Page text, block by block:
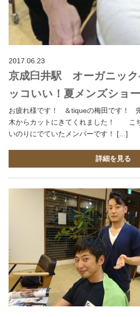
2017.06.23
京成臼井駅 オーガニッ
ッコいい！夏メンズショ
お疲れ様です！ ＆tiqueの梅田です！
木からカットにきてくれました！ こ
いのりにでていたメンバーです！ […]
詳細を見る